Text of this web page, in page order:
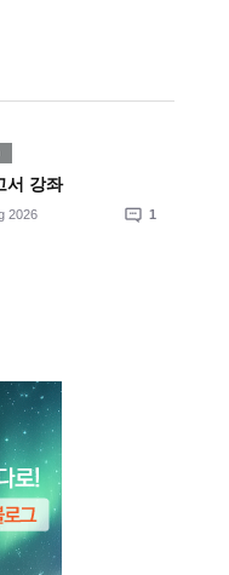
서 강좌
2026 1